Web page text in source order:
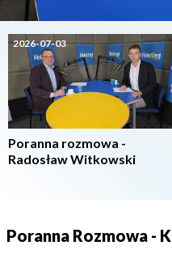
2026-07-03
Poranna rozmowa -
Radosław Witkowski
Poranna Rozmowa -